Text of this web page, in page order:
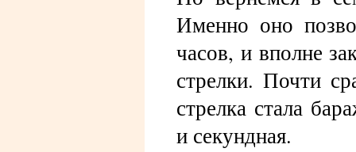
Именно оно
часов, и вполне
стрелки. Почти
стрелка стала
и секундная.